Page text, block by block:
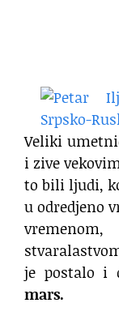
Veliki
i zive
to bili ljudi,
u odredjeno
je postalo i
mars.